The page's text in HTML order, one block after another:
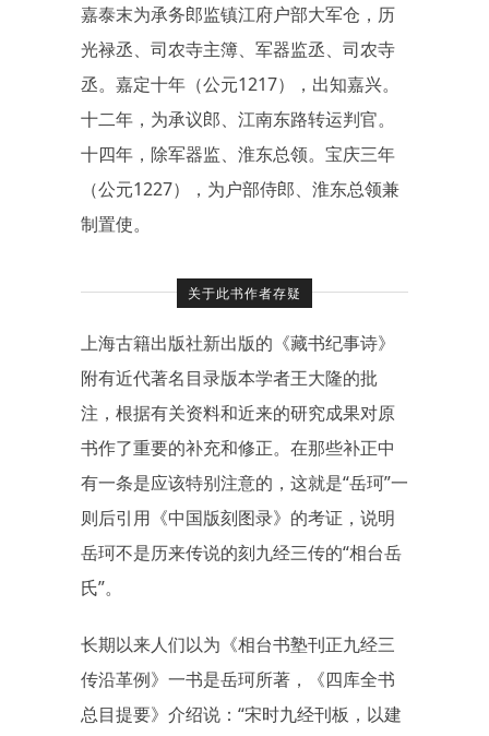
嘉泰末为承务郎监镇江府户部大军仓，历
光禄丞、司农寺主簿、军器监丞、司农寺
丞。嘉定十年（公元1217），出知嘉兴。
十二年，为承议郎、江南东路转运判官。
十四年，除军器监、淮东总领。宝庆三年
（公元1227），为户部侍郎、淮东总领兼
制置使。
关于此书作者存疑
上海古籍出版社新出版的《藏书纪事诗》
附有近代著名目录版本学者王大隆的批
注，根据有关资料和近来的研究成果对原
书作了重要的补充和修正。在那些补正中
有一条是应该特别注意的，这就是“岳珂”一
则后引用《中国版刻图录》的考证，说明
岳珂不是历来传说的刻九经三传的“相台岳
氏”。
长期以来人们以为《相台书塾刊正九经三
传沿革例》一书是岳珂所著，《四库全书
总目提要》介绍说：“宋时九经刊板，以建